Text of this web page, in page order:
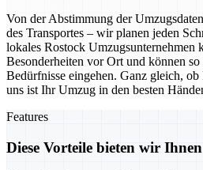
Von der Abstimmung der
des Transportes – wir planen jeden
lokales Rostock Umzugsunternehmen
Besonderheiten vor Ort und können
Bedürfnisse eingehen. Ganz gleich,
uns ist Ihr Umzug in den besten
Features
Diese Vorteile bieten wir Ihnen